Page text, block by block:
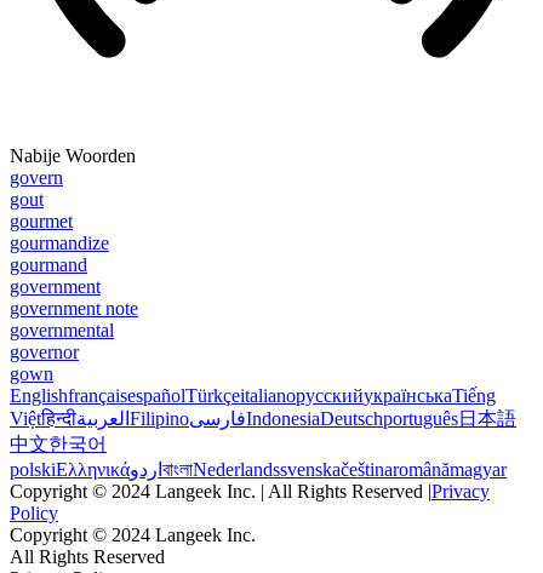
Nabije Woorden
govern
gout
gourmet
gourmandize
gourmand
government
government note
governmental
governor
gown
EnglishfrançaisespañolTürkçeitalianoрусскийукраїнськаTiếng
Việtहिन्दीالعربية FilipinoفارسیIndonesiaDeutschportuguês日本語
中文한국어
polskiΕλληνικάاردو বাংলাNederlandssvenskačeštinaromânămagyar
Copyright © 2024 Langeek Inc. | All Rights Reserved |Privacy
Policy
Copyright © 2024 Langeek Inc.
All Rights Reserved